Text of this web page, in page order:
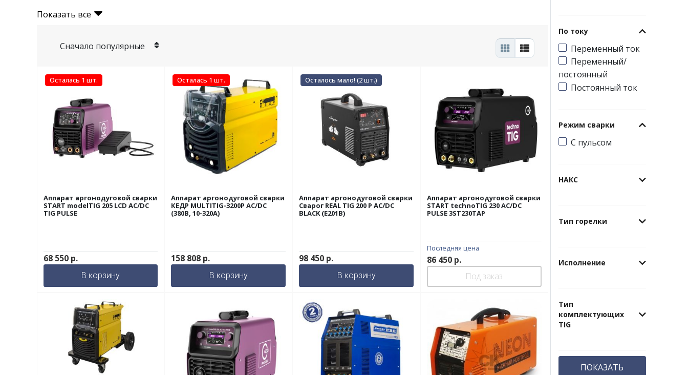
Показать все
Осталась 1 шт.
Аппарат аргонодуговой сварки
START modelTIG 205 LCD AC/DC
TIG PULSE
68 550р.
В корзину
Осталась 1 шт.
Аппарат аргонодуговой сварки
КЕДР MULTITIG-3200P AC/DC
(380В, 10-320А)
158 808 р.
В корзину
Осталось мало! (2 шт.)
Аппарат аргонодуговой сварки
Сварог REAL TIG 200 P AC/DC
BLACK (E201B)
98 450 р.
В корзину
Аппарат аргонодуговой сварки
START technoTIG 230 AC/DC
PULSE 3ST230TAP
Последняя цена
86 450р.
Под заказ
По току
Переменный ток
Переменный/
постоянный
Постоянный ток
Режим сварки
С пульсом
НАКС
Тип горелки
Исполнение
Тип
комплектующих
TIG
ПОКАЗАТЬ